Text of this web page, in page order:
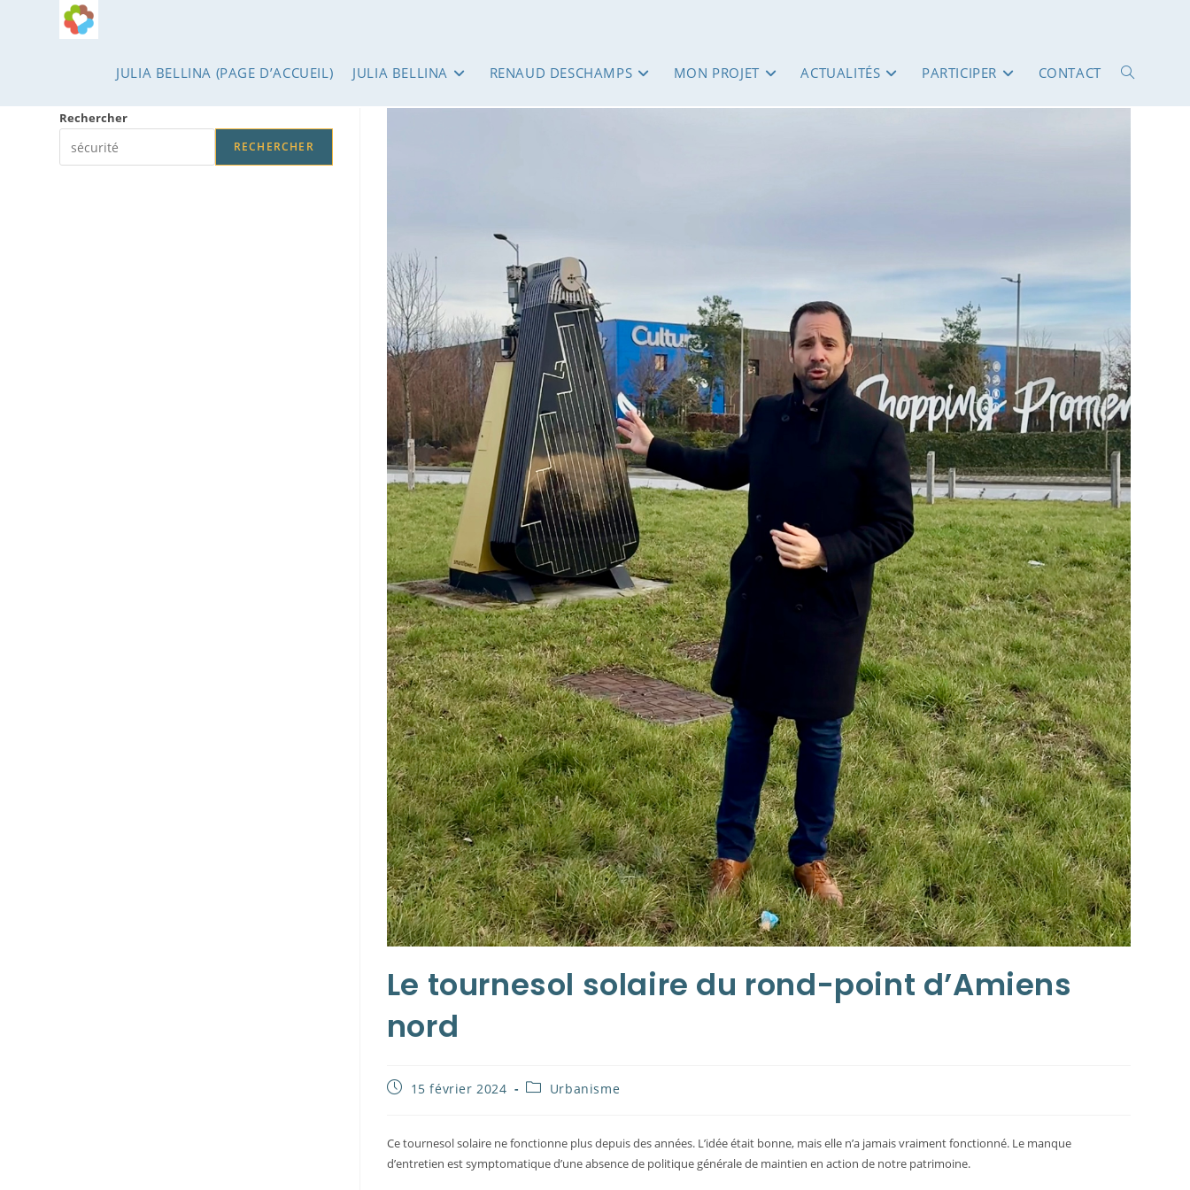
JULIA BELLINA (PAGE D’ACCUEIL) JULIA BELLINA RENAUD DESCHAMPS MON PROJET ACTUALITÉS PARTICIPER CONTACT TOGGLE
Rechercher
RECHERCHER
Le tournesol solaire du rond-point d’Amiens
nord
Publication
15 février 2024
PostUrbanisme
Ce tournesol solaire ne fonctionne plus depuis des années. L’idée était bonne, mais elle n’a jamais vraiment fonctionné. Le manque
d’entretien est symptomatique d’une absence de politique générale de maintien en action de notre patrimoine.